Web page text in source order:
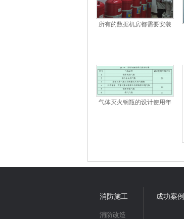
所有的数据机房都需要安装
气体灭火钢瓶的设计使用年
消防施工
消防改造
成功案例